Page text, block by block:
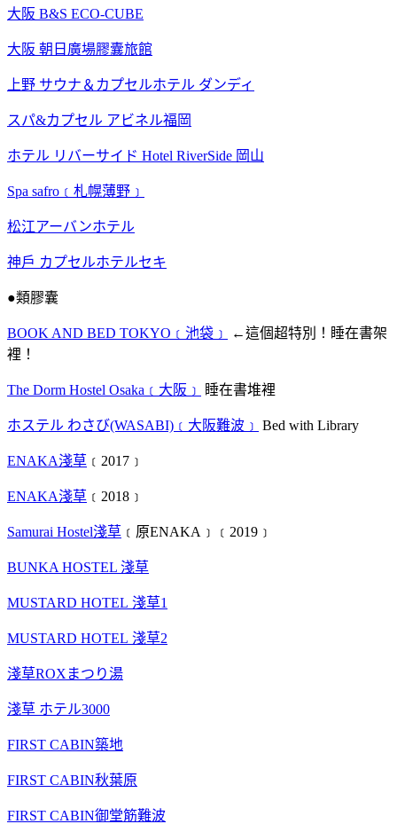
大阪 B&S ECO-CUBE
大阪 朝日廣場膠囊旅館
上野 サウナ＆カプセルホテル ダンディ
スパ&カプセル アビネル福岡
ホテル リバーサイド Hotel RiverSide 岡山
Spa safro﹝札幌薄野﹞
松江アーバンホテル
神戶 カプセルホテルセキ
●類膠囊
BOOK AND BED TOKYO﹝池袋﹞
←這個超特別！睡在書架
裡！
The Dorm Hostel Osaka﹝大阪﹞ 睡在書堆裡
ホステル わさび(WASABI)﹝大阪難波﹞ Bed with Library
ENAKA淺草 ﹝2017﹞
ENAKA淺草 ﹝2018﹞
Samurai Hostel淺草 ﹝原ENAKA﹞﹝2019﹞
BUNKA HOSTEL 淺草
MUSTARD HOTEL 淺草1
MUSTARD HOTEL 淺草2
淺草ROXまつり湯
淺草 ホテル3000
FIRST CABIN築地
FIRST CABIN秋葉原
FIRST CABIN御堂筋難波